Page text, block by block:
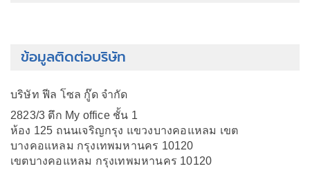
ข้อมูลติดต่อบริษัท
บริษัท ฟีล โซล กู๊ด จำกัด
2823/3 ตึก My office ชั้น 1
ห้อง 125 ถนนเจริญกรุง แขวงบางคอแหลม เขต
บางคอแหลม กรุงเทพมหานคร 10120
เขตบางคอแหลม กรุงเทพมหานคร 10120